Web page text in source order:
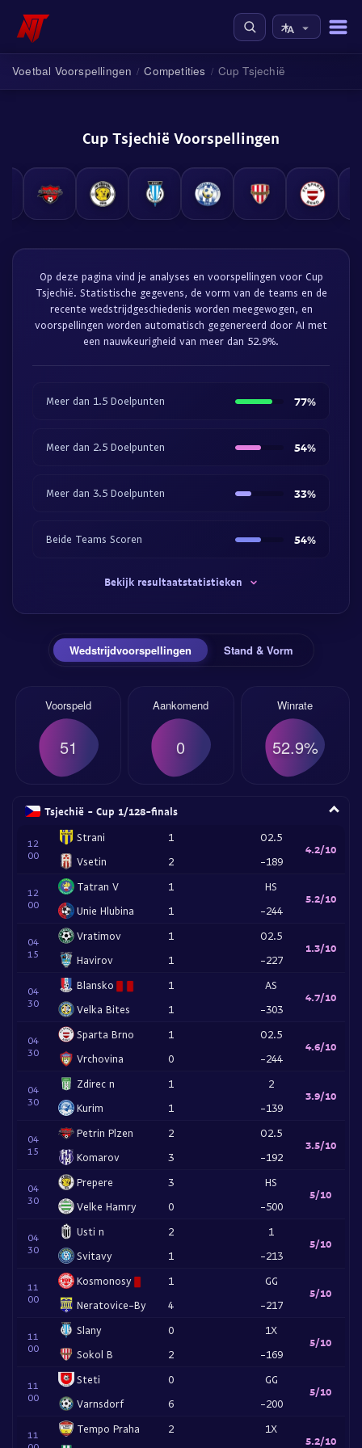
Voetbal Voorspellingen / Competities / Cup Tsjechië
Cup Tsjechië Voorspellingen
Op deze pagina vind je analyses en voorspellingen voor Cup
Tsjechië. Statistische gegevens, de vorm van de teams en de
recente wedstrijdgeschiedenis worden meegewogen, en
voorspellingen worden automatisch gegenereerd door AI met
een nauwkeurigheid van meer dan 52.9%.
Meer dan 1.5 Doelpunten 77%
Meer dan 2.5 Doelpunten 54%
Meer dan 3.5 Doelpunten 33%
Beide Teams Scoren 54%
Bekijk resultaatstatistieken
Wedstrijdvoorspellingen Stand & Vorm
Voorspeld
51
Aankomend
0
Winrate
52.9%
Tsjechië - Cup 1/128-finals
12
00
Strani
Vsetin
1
2
O2.5
-189
4.2/10
12
00
Tatran V
Unie Hlubina
1
1
HS
-244
5.2/10
04
15
Vratimov
Havirov
1
1
O2.5
-227
1.3/10
04
30
Blansko
Velka Bites
1
1
AS
-303
4.7/10
04
30
Sparta Brno
Vrchovina
1
0
O2.5
-244
4.6/10
04
30
Zdirec n
Kurim
1
1
2
-139
3.9/10
04
15
Petrin Plzen
Komarov
2
3
O2.5
-192
3.5/10
04
30
Prepere
Velke Hamry
3
0
HS
-500
5/10
04
30
Usti n
Svitavy
2
1
1
-213
5/10
11
00
Kosmonosy
Neratovice-By
1
4
GG
-217
5/10
11
00
Slany
Sokol B
0
2
1X
-169
5/10
11
00
Steti
Varnsdorf
0
6
GG
-200
5/10
11
Tempo Praha
2
1X
5.2/10